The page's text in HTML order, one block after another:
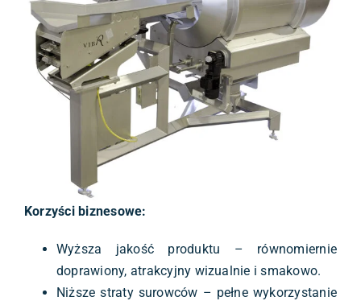
Korzyści biznesowe:
Wyższa jakość produktu – równomiernie
doprawiony, atrakcyjny wizualnie i smakowo.
Niższe straty surowców – pełne wykorzystanie